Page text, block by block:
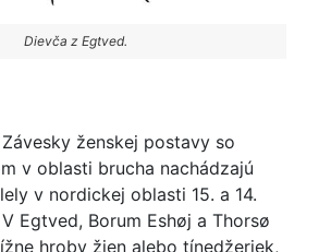
Dievča z Egtved.
ženskej postavy so
v oblasti brucha nachádzajú
v nordickej oblasti 15. a 14.
Egtved, Borum Eshøj a Thorsø
hroby žien alebo tínedžeriek,